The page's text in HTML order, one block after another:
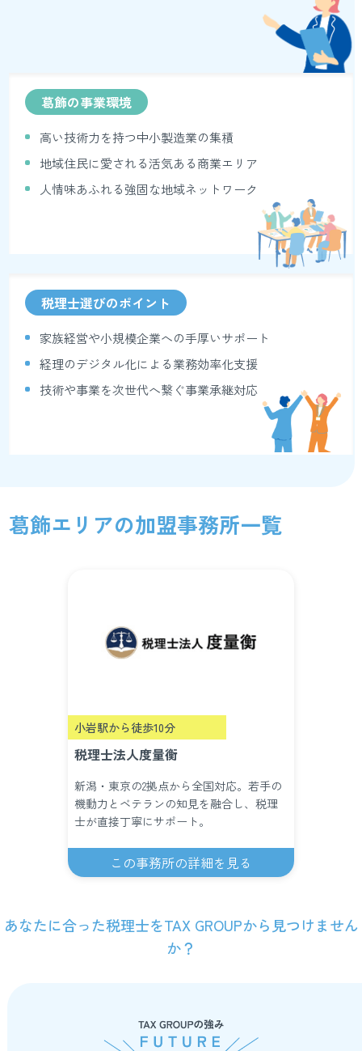
葛飾の事業環境
高い技術力を持つ中小製造業の集積
地域住民に愛される活気ある商業エリア
人情味あふれる強固な地域ネットワーク
税理士選びのポイント
家族経営や小規模企業への手厚いサポート
経理のデジタル化による業務効率化支援
技術や事業を次世代へ繋ぐ事業承継対応
葛飾エリアの加盟事務所一覧
小岩駅から徒歩10分
税理士法人度量衡
新潟・東京の2拠点から全国対応。若手の
機動力とベテランの知見を融合し、税理
士が直接丁寧にサポート。
この事務所の詳細を見る
あなたに合った税理士をTAX GROUPから見つけません
か？